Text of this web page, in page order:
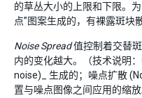
的草丛大小的上限和下限。
点”图案生成的，有裸露斑块
Noise Spread值控制着交替
内的变化越大。（技术说明
noise)_ 生成的；噪点扩散
置与噪点图像之间应用的缩